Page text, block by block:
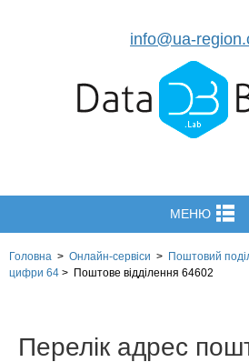
info@ua-
МЕНЮ
Головна > Онлайн-сервіси > Поштовий
цифри 64 > Поштове відділення 64602
Перелік адрес